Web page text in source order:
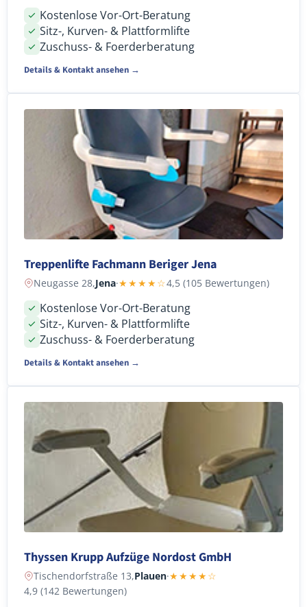
Kostenlose Vor-Ort-Beratung
Sitz-, Kurven- & Plattformlifte
Zuschuss- & Foerderberatung
Details & Kontakt ansehen →
Treppenlifte Fachmann Beriger Jena
Neugasse 28,Jena·★★★★☆4,5 (105 Bewertungen)
Kostenlose Vor-Ort-Beratung
Sitz-, Kurven- & Plattformlifte
Zuschuss- & Foerderberatung
Details & Kontakt ansehen →
Thyssen Krupp Aufzüge Nordost GmbH
Tischendorfstraße 13,Plauen·★★★★☆
4,9 (142 Bewertungen)